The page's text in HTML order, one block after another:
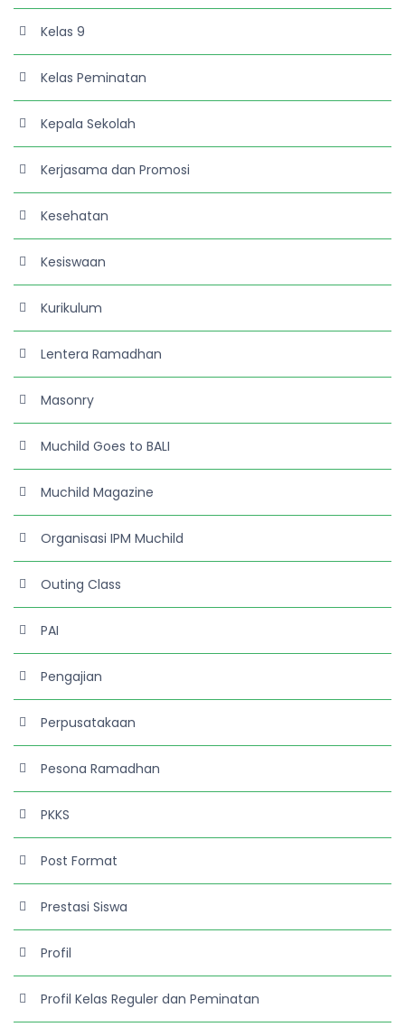
Kelas 9
Kelas Peminatan
Kepala Sekolah
Kerjasama dan Promosi
Kesehatan
Kesiswaan
Kurikulum
Lentera Ramadhan
Masonry
Muchild Goes to BALI
Muchild Magazine
Organisasi IPM Muchild
Outing Class
PAI
Pengajian
Perpusatakaan
Pesona Ramadhan
PKKS
Post Format
Prestasi Siswa
Profil
Profil Kelas Reguler dan Peminatan